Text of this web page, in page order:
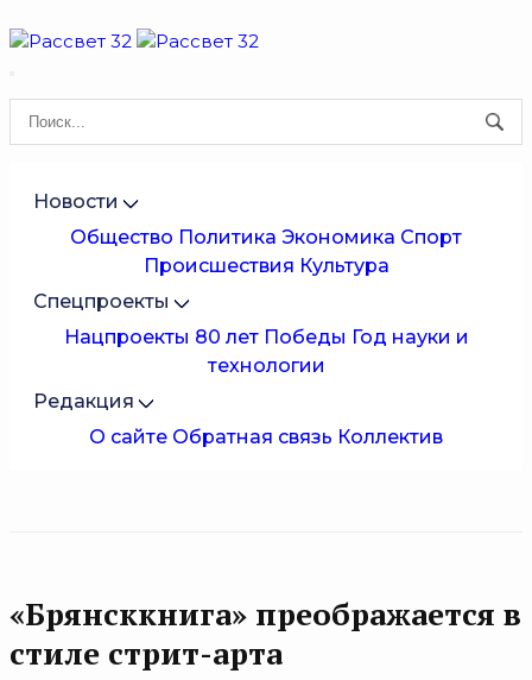
Новости
Общество Политика Экономика Спорт
Происшествия Культура
Спецпроекты
Нацпроекты 80 лет Победы Год науки и
технологии
Редакция
О сайте Обратная связь Коллектив
«Брянсккнига» преображается в
стиле стрит-арта